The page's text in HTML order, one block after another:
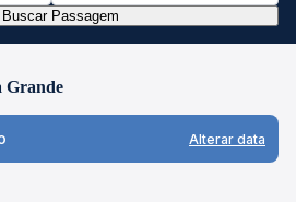
Buscar Passagem
Grande
Alterar data